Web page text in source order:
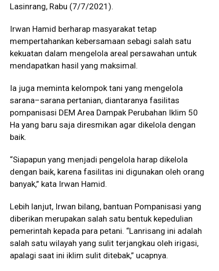
Lasinrang, Rabu (7/7/2021).
Irwan Hamid berharap masyarakat tetap
mempertahankan kebersamaan sebagi salah satu
kekuatan dalam mengelola areal persawahan untuk
mendapatkan hasil yang maksimal.
Ia juga meminta kelompok tani yang mengelola
sarana–sarana pertanian, diantaranya fasilitas
pompanisasi DEM Area Dampak Perubahan Iklim 50
Ha yang baru saja diresmikan agar dikelola dengan
baik.
“Siapapun yang menjadi pengelola harap dikelola
dengan baik, karena fasilitas ini digunakan oleh orang
banyak,” kata Irwan Hamid.
Lebih lanjut, Irwan bilang, bantuan Pompanisasi yang
diberikan merupakan salah satu bentuk kepedulian
pemerintah kepada para petani. “Lanrisang ini adalah
salah satu wilayah yang sulit terjangkau oleh irigasi,
apalagi saat ini iklim sulit ditebak,” ucapnya.